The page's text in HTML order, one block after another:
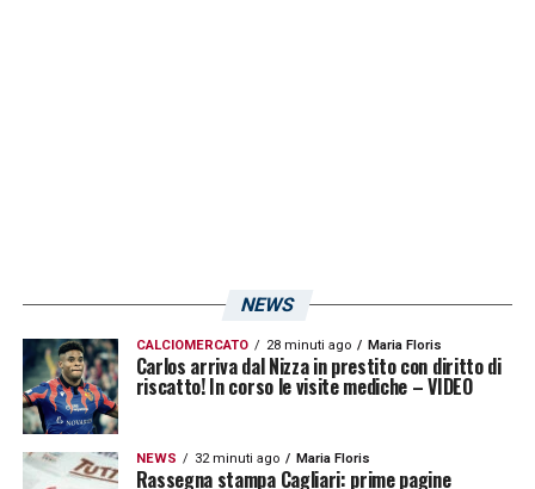
NEWS
CALCIOMERCATO 28 minuti ago Maria Floris
Carlos arriva dal Nizza in prestito con diritto di
riscatto! In corso le visite mediche – VIDEO
NEWS 32 minuti ago Maria Floris
Rassegna stampa Cagliari: prime pagine